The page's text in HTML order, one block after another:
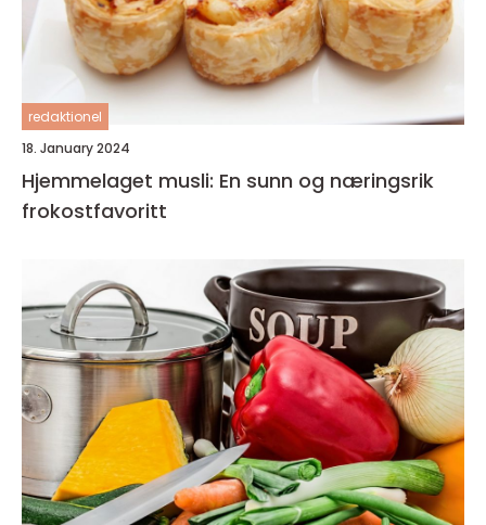
redaktionel
18. January 2024
Hjemmelaget musli: En sunn og næringsrik
frokostfavoritt